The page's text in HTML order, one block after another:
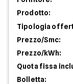
Prodotto:
Tipologia
Prezzo/Smc:
Prezzo/kWh:
Quota fissa
Bolletta: